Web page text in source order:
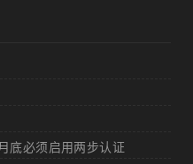
底必须启用两步认证